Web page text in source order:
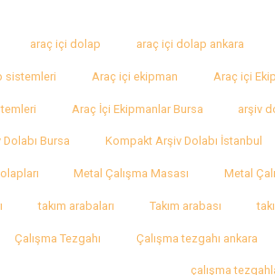
araç içi dolap araç içi dolap ankara
sistemleri Araç içi ekipman Araç içi
Araç İçi Ekipmanlar Bursa arşiv
Bursa Kompakt Arşiv Dolabı İstanbul
Metal Çalışma Masası Metal
takım arabaları Takım arabası
Çalışma Tezgahı Çalışma tezgahı ankara
çalışma